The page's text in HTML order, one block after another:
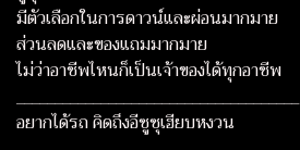
มีตัวเลือกในการดาวน์และผ่อนมากมาย
ส่วนลดและของแถมมากมาย
ไม่ว่าอาชีพไหนก็เป็นเจ้าของได้ทุกอาชีพ
_____________________________________
อยากได้รถ คิดถึงอีซูซุเฮียบหงวน